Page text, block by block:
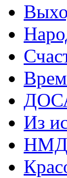
Из